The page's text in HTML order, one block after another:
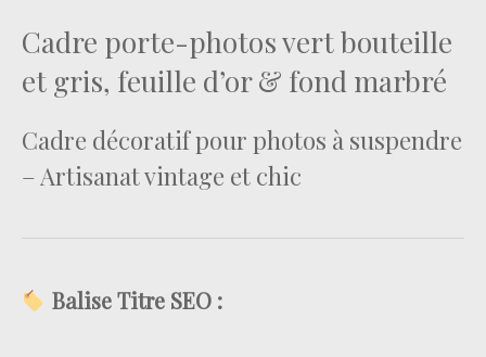
Cadre porte-photos vert bouteille
et gris, feuille d’or & fond marbré
Cadre décoratif pour photos à suspendre
– Artisanat vintage et chic
Balise Titre SEO :